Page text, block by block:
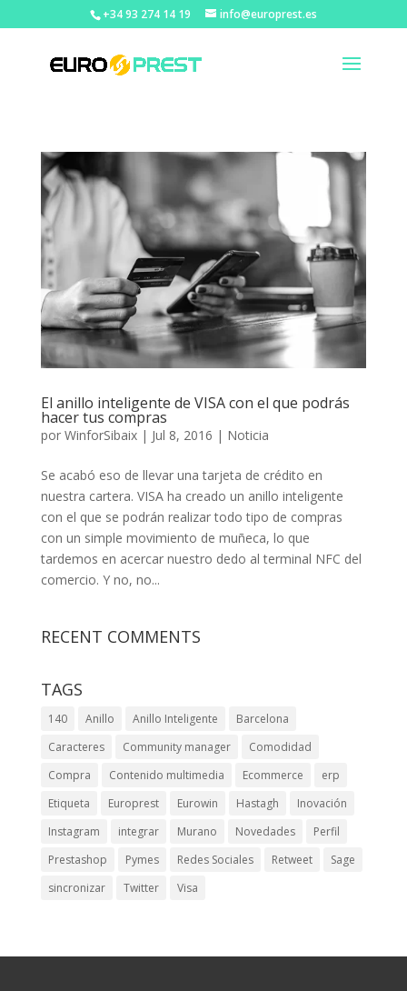
+34 93 274 14 19 info@europrest.es
El anillo inteligente de VISA con el que podrás
hacer tus compras
por WinforSibaix| Jul 8, 2016 | Noticia
Se acabó eso de llevar una tarjeta de crédito en
nuestra cartera. VISA ha creado un anillo inteligente
con el que se podrán realizar todo tipo de compras
con un simple movimiento de muñeca, lo que
tardemos en acercar nuestro dedo al terminal NFC del
comercio. Y no, no...
RECENT COMMENTS
TAGS
140 Anillo Anillo Inteligente
Barcelona
Caracteres
Community manager
Comodidad
Compra
Contenido multimedia Ecommerce
erp
Etiqueta
Europrest Eurowin Hastagh
Inovación
Instagram
integrar Murano Novedades
Perfil
Prestashop
Pymes Redes Sociales Retweet
Sage
sincronizar
Twitter Visa